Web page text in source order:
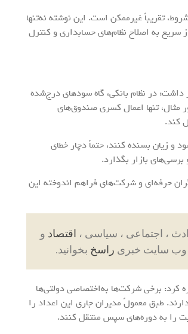
تقریباً غیرممکن است. این نوشته نه‌تنها
به اصلاح نظام‌های حسابداری و کنترل
داشت: در نظام بانکی، گاه سودهای درج‌شده
مثال، تنها اعمال کسری صندوق‌های
کند.
زیان بسنده کنند، حتماً دچار خطای
بازار بگذارد.
حرفه‌ای و شرکت‌های فراهم اندوخته این
اقتصاد و
وب سایت خبری راسخ بخوانید.
کرد: برخی شرکت‌ها به‌اختصاصی دولتی‌ها
طبق معمولً مدیران جاری این اعداد را
را به دوره‌های سپس منتقل کنند.